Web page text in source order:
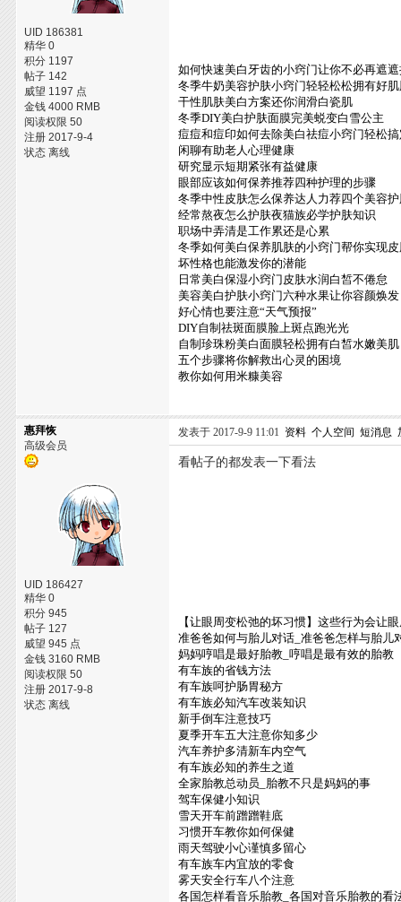
UID 186381
精华 0
积分 1197
帖子 142
威望 1197 点
金钱 4000 RMB
阅读权限 50
注册 2017-9-4
状态 离线
如何快速美白牙齿的小窍门让你不必再遮
冬季牛奶美容护肤小窍门轻轻松松拥有好
干性肌肤美白方案还你润滑白瓷肌
冬季DIY美白护肤面膜完美蜕变白雪公主
痘痘和痘印如何去除美白祛痘小窍门轻松
闲聊有助老人心理健康
研究显示短期紧张有益健康
眼部应该如何保养推荐四种护理的步骤
冬季中性皮肤怎么保养达人力荐四个美容
经常熬夜怎么护肤夜猫族必学护肤知识
职场中弄清是工作累还是心累
冬季如何美白保养肌肤的小窍门帮你实现
坏性格也能激发你的潜能
日常美白保湿小窍门皮肤水润白皙不倦怠
美容美白护肤小窍门六种水果让你容颜焕发
好心情也要注意“天气预报”
DIY自制祛斑面膜脸上斑点跑光光
自制珍珠粉美白面膜轻松拥有白皙水嫩美肌
五个步骤将你解救出心灵的困境
教你如何用米糠美容
惠拜恢
高级会员
UID 186427
精华 0
积分 945
帖子 127
威望 945 点
金钱 3160 RMB
阅读权限 50
注册 2017-9-8
状态 离线
发表于 2017-9-9 11:01 资料 个人空间 短消息
看帖子的都发表一下看法
【让眼周变松弛的坏习惯】这些行为会让
准爸爸如何与胎儿对话_准爸爸怎样与胎儿
妈妈哼唱是最好胎教_哼唱是最有效的胎教
有车族的省钱方法
有车族呵护肠胃秘方
有车族必知汽车改装知识
新手倒车注意技巧
夏季开车五大注意你知多少
汽车养护多清新车内空气
有车族必知的养生之道
全家胎教总动员_胎教不只是妈妈的事
驾车保健小知识
雪天开车前蹭蹭鞋底
习惯开车教你如何保健
雨天驾驶小心谨慎多留心
有车族车内宜放的零食
雾天安全行车八个注意
各国怎样看音乐胎教_各国对音乐胎教的看